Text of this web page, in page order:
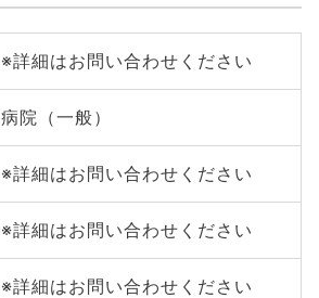
※詳細はお問い合わせください
病院（一般）
※詳細はお問い合わせください
※詳細はお問い合わせください
※詳細はお問い合わせください